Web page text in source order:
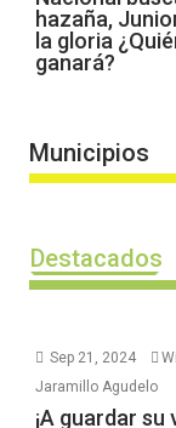
hazaña,
la gloria
ganará?
Municipios
Destacados
Sep 21, 2024
Jaramillo Agudelo
¡A guardar su